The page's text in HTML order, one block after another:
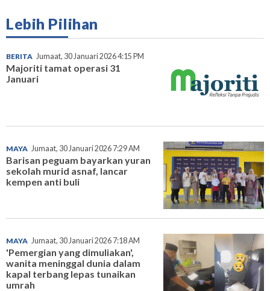
Lebih Pilihan
BERITA Jumaat, 30 Januari 2026 4:15 PM
Majoriti tamat operasi 31
Januari
MAYA Jumaat, 30 Januari 2026 7:29 AM
Barisan peguam bayarkan yuran
sekolah murid asnaf, lancar
kempen anti buli
MAYA Jumaat, 30 Januari 2026 7:18 AM
'Pemergian yang dimuliakan',
wanita meninggal dunia dalam
kapal terbang lepas tunaikan
umrah